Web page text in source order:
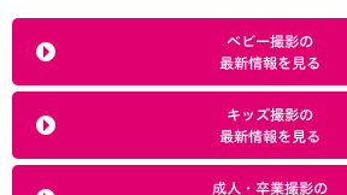
ベビー撮影の
最新情報を見る
キッズ撮影の
最新情報を見る
成人・卒業撮影の